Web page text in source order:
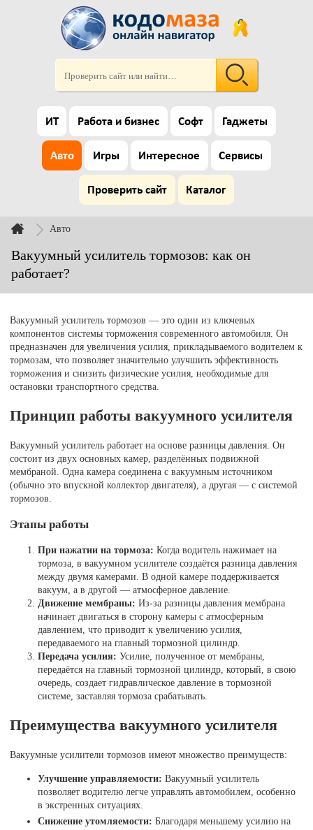
ИТ Работа и бизнес Софт Гаджеты
Авто Игры Интересное Сервисы
Проверить сайт Каталог
Авто
Вакуумный усилитель тормозов: как он
работает?
Вакуумный усилитель тормозов — это один из ключевых
компонентов системы торможения современного автомобиля. Он
предназначен для увеличения усилия, прикладываемого водителем к
тормозам, что позволяет значительно улучшить эффективность
торможения и снизить физические усилия, необходимые для
остановки транспортного средства.
Принцип работы вакуумного усилителя
Вакуумный усилитель работает на основе разницы давления. Он
состоит из двух основных камер, разделённых подвижной
мембраной. Одна камера соединена с вакуумным источником
(обычно это впускной коллектор двигателя), а другая — с системой
тормозов.
Этапы работы
При нажатии на тормоза: Когда водитель нажимает на
тормоза, в вакуумном усилителе создаётся разница давления
между двумя камерами. В одной камере поддерживается
вакуум, а в другой — атмосферное давление.
Движение мембраны: Из-за разницы давления мембрана
начинает двигаться в сторону камеры с атмосферным
давлением, что приводит к увеличению усилия,
передаваемого на главный тормозной цилиндр.
Передача усилия: Усилие, полученное от мембраны,
передаётся на главный тормозной цилиндр, который, в свою
очередь, создает гидравлическое давление в тормозной
системе, заставляя тормоза срабатывать.
Преимущества вакуумного усилителя
Вакуумные усилители тормозов имеют множество преимуществ:
Улучшение управляемости: Вакуумный усилитель
позволяет водителю легче управлять автомобилем, особенно
в экстренных ситуациях.
Снижение утомляемости: Благодаря меньшему усилию на